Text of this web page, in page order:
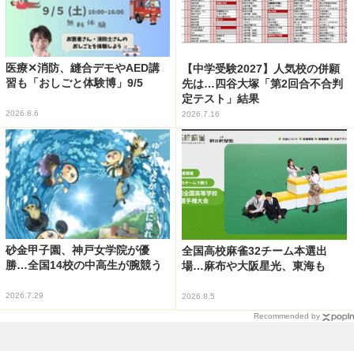
医療✕消防、縫合デモやAED講
習も「おしごと体験博」9/5
2026.8.6
【中学受験2027】人気校の併願
先は…四谷大塚「第2回合不合判
定テスト」結果
2026.7.16
砂金甲子園、神戸女学院が優
勝…全国14校の中高生が腕競う
2026.7.29
全国高校麻雀32チーム本選出
場…麻布や大阪星光、東海も
2026.8.5
Recommended by